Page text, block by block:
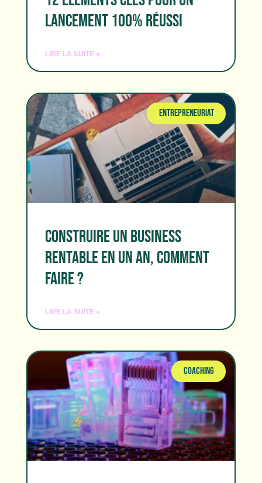
LANCEMENT 100% RÉUSSI
LIRE LA SUITE »
ENTREPRENEURIAT
CONSTRUIRE UN BUSINESS
RENTABLE EN UN AN, COMMENT
FAIRE ?
LIRE LA SUITE »
COACHING